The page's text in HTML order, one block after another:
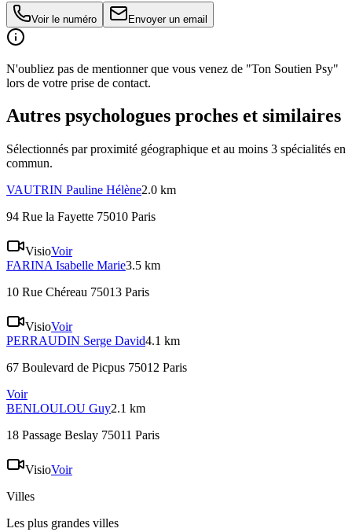
Voir le numéro Envoyer un email
N'oubliez pas de mentionner que vous venez de "Ton Soutien Psy"
lors de votre prise de contact.
Autres psychologues proches et similaires
Sélectionnés par proximité géographique et au moins 3 spécialités en
commun.
VAUTRIN Pauline Hélène2.0 km
94 Rue la Fayette 75010 Paris
VisioVoir
FARINA Isabelle Marie3.5 km
10 Rue Chéreau 75013 Paris
VisioVoir
PERRAUDIN Serge David4.1 km
67 Boulevard de Picpus 75012 Paris
Voir
BENLOULOU Guy2.1 km
18 Passage Beslay 75011 Paris
VisioVoir
Villes
Les plus grandes villes